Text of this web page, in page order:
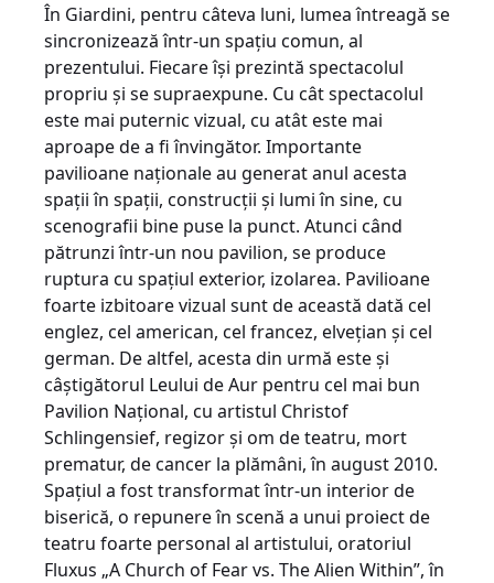
În Giardini, pentru câteva luni, lumea întreagă se
sincronizează într-un spaţiu comun, al
prezentului. Fiecare îşi prezintă spectacolul
propriu şi se supraexpune. Cu cât spectacolul
este mai puternic vizual, cu atât este mai
aproape de a fi învingător. Importante
pavilioane naţionale au generat anul acesta
spaţii în spaţii, construcţii şi lumi în sine, cu
scenografii bine puse la punct. Atunci când
pătrunzi într-un nou pavilion, se produce
ruptura cu spaţiul exterior, izolarea. Pavilioane
foarte izbitoare vizual sunt de această dată cel
englez, cel american, cel francez, elveţian şi cel
german. De altfel, acesta din urmă este şi
câştigătorul Leului de Aur pentru cel mai bun
Pavilion Naţional, cu artistul Christof
Schlingensief, regizor şi om de teatru, mort
prematur, de cancer la plămâni, în august 2010.
Spaţiul a fost transformat într-un interior de
biserică, o repunere în scenă a unui proiect de
teatru foarte personal al artistului, oratoriul
Fluxus „A Church of Fear vs. The Alien Within”, în